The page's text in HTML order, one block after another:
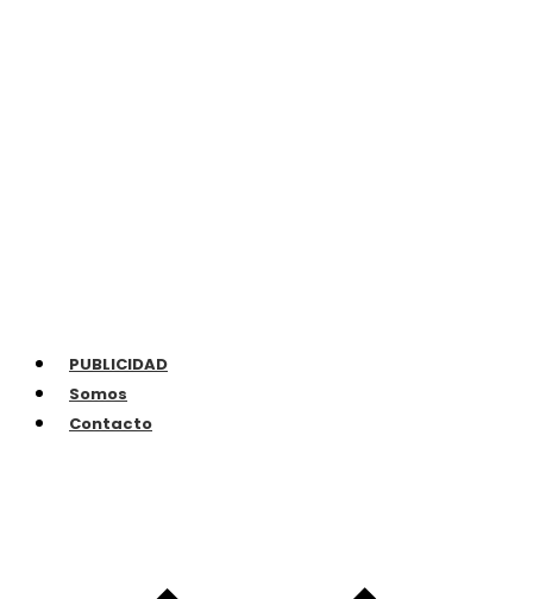
PUBLICIDAD
Somos
Contacto